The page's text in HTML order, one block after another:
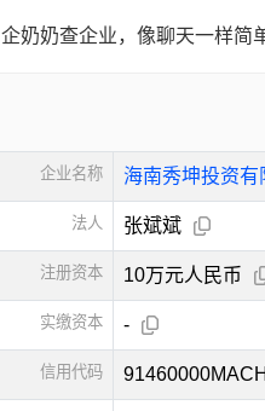
企奶奶查企业，像聊天一样简
企业名称 海南秀坤投资有
法人 张斌斌
注册资本 10万元人民币
实缴资本 -
信用代码